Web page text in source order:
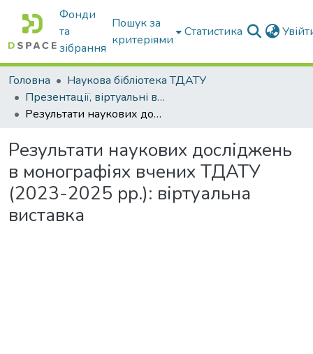
Фонди
та
зібрання
Пошук за
критеріями
Статистика
Головна
Наукова бібліотека ТДАТУ
Презентації, віртуальні виставки наукової бібліотеки
Результати наукових досліджень в монографіях вчених ТДАТУ (2023-2025 рр.): віртуальна виставка
Результати наукових досліджень
в монографіях вчених ТДАТУ
(2023-2025 рр.): віртуальна
виставка